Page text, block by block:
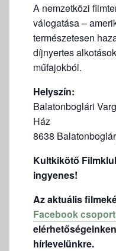
A nemzetközi
válogatása –
természetesen
díjnyertes
műfajokból.
Helyszín:
Balatonboglári
Ház
8638
Kultkikötő
ingyenes!
Az aktuális
Facebook
hírlevelünkre.